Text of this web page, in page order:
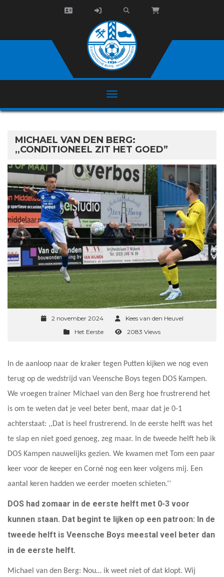
MICHAEL VAN DEN BERG:
,,CONDITIONEEL ZIT HET GOED”
2 november 2024
Kees van den Heuvel
Het Eerste
2083 Views
In de aanloop naar de kraker tegen Putten kijken we nog even
terug op de wedstrijd van Veensche Boys tegen DOS Kampen.
We vroegen trainer Michael van den Berg hoe frustrerend het
is om te weten dat je veel beter bent, maar dat je 0-1
achterstaat: ,,Dat is heel frustrerend. In de eerste helft was het
te slap en niet goed genoeg, zeg maar. In de tweede helft heb ik
DOS Kampen nauwelijks gezien. We kwamen met Tom een paar
keer voor de keeper en Corné nog een keer volgens mij. Een
aantal keren hadden we eerder moeten schieten.’’
DOS had zomaar in de eerste helft met 0-3 voor
kunnen staan. Dat begint te lijken op een patroon: In de
tweede helft is Veensche Boys meestal veel beter dan
in de eerste helft.
Michael van den Berg: Nou… ik weet niet of dat klopt. Wij